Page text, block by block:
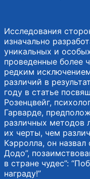
Исследования
изначально
уникальных и
проведенные более
редким
различий в
году в статье
Розенцвейг,
Гарварде,
различных методов
их черты, чем
Кэрролла, он
Додо”,
в стране чудес”:
награду!”